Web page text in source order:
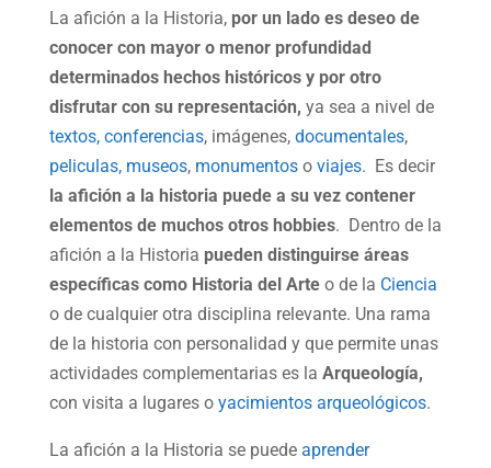
La afición a la Historia, por un lado es deseo de
conocer con mayor o menor profundidad
determinados hechos históricos y por otro
disfrutar con su representación, ya sea a nivel de
textos, conferencias, imágenes, documentales,
peliculas, museos, monumentoso viajes. Es decir
la afición a la historia puede a su vez contener
elementos de muchos otros hobbies. Dentro de la
afición a la Historia pueden distinguirse áreas
específicas como Historia del Arteo de la Ciencia
o de cualquier otra disciplina relevante. Una rama
de la historia con personalidad y que permite unas
actividades complementarias es la Arqueología,
con visita a lugares o yacimientos arqueológicos.
La afición a la Historia se puedeaprender